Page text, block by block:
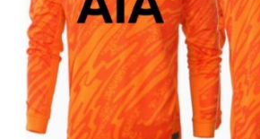
Trgovina
Zaključek nakupa